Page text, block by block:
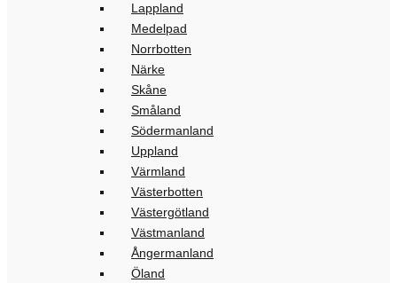
Lappland
Medelpad
Norrbotten
Närke
Skåne
Småland
Södermanland
Uppland
Värmland
Västerbotten
Västergötland
Västmanland
Ångermanland
Öland